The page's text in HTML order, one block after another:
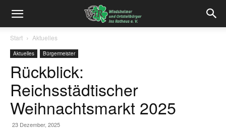
Start Aktuelles
Aktuelles Bürgermeister
Rückblick:
Reichsstädtischer
Weihnachtsmarkt 2025
23 Dezember, 2025